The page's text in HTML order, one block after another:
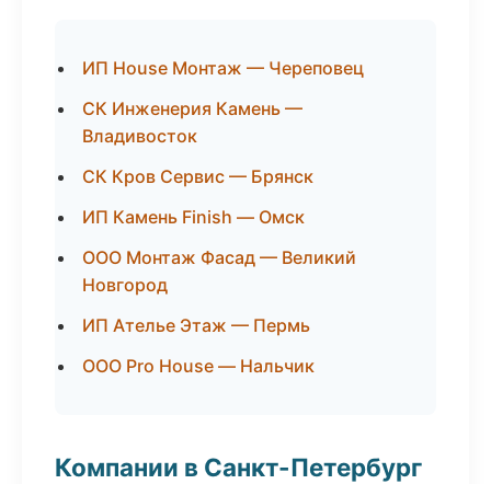
ИП House Монтаж — Череповец
СК Инженерия Камень —
Владивосток
СК Кров Сервис — Брянск
ИП Камень Finish — Омск
ООО Монтаж Фасад — Великий
Новгород
ИП Ателье Этаж — Пермь
ООО Pro House — Нальчик
Компании в Санкт-Петербург